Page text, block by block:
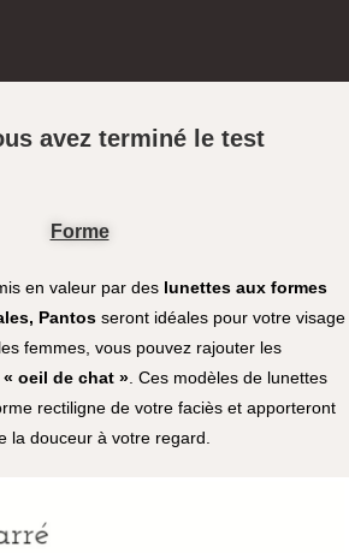
avez terminé le test
Forme
en valeur par des lunettes aux formes
Pantos seront idéales pour votre visage
femmes, vous pouvez rajouter les
oeil de chat ». Ces modèles de lunettes
rectiligne de votre faciès et apporteront
la douceur à votre regard.